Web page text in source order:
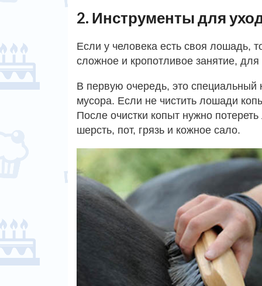
2. Инструменты для
Если у человека есть своя лошадь,
сложное и кропотливое занятие,
В первую очередь, это специальный
мусора. Если не чистить лошади
После очистки копыт нужно
шерсть, пот, грязь и кожное сало.